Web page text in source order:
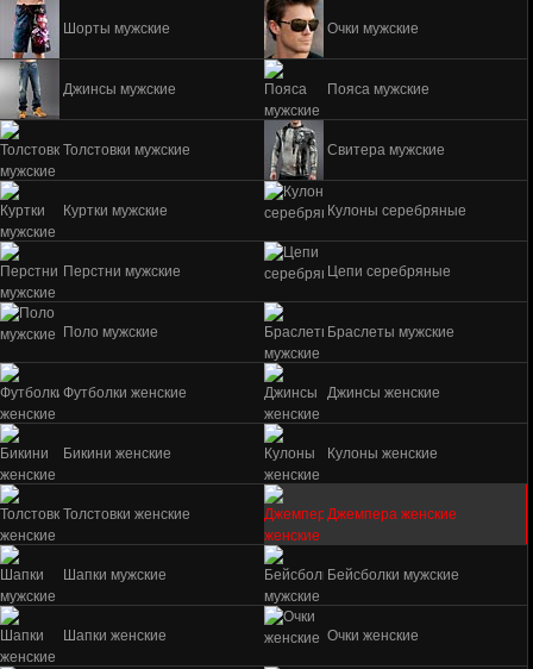
Шорты мужские Очки мужские
Джинсы мужские Пояса мужские
Толстовки мужские Свитера мужские
Куртки мужские Кулоны серебряные
Перстни мужские Цепи серебряные
Поло мужские Браслеты мужские
Футболки женские Джинсы женские
Бикини женские Кулоны женские
Толстовки женские Джемпера женские
Шапки мужские Бейсболки мужские
Шапки женские Очки женские